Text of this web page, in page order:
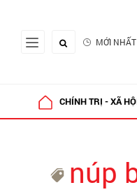
MỚI NHẤT
CHÍNH TRỊ - XÃ
núp